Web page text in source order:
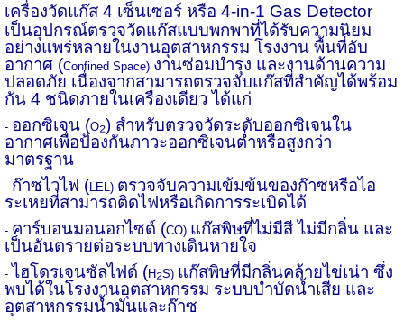
เครื่องวัดแก๊ส 4 เซ็นเซอร์ หรือ 4-in-1 Gas Detector
เป็นอุปกรณ์ตรวจวัดแก๊สแบบพกพาที่ได้รับความนิยม
อย่างแพร่หลายในงานอุตสาหกรรม โรงงาน พื้นที่อับ
อากาศ (Confined Space) งานซ่อมบำรุง และงานด้านความ
ปลอดภัย เนื่องจากสามารถตรวจจับแก๊สที่สำคัญได้พร้อม
กัน 4 ชนิดภายในเครื่องเดียว ได้แก่
- ออกซิเจน (O₂) สำหรับตรวจวัดระดับออกซิเจนใน
อากาศเพื่อป้องกันภาวะออกซิเจนต่ำหรือสูงกว่า
มาตรฐาน
- ก๊าซไวไฟ ( LEL) ตรวจจับความเข้มข้นของก๊าซหรือไอ
ระเหยที่สามารถติดไฟหรือเกิดการระเบิดได้
- คาร์บอนมอนอกไซด์ (CO) แก๊สพิษที่ไม่มีสี ไม่มีกลิ่น และ
เป็นอันตรายต่อระบบทางเดินหายใจ
- ไฮโดรเจนซัลไฟด์ (H₂S) แก๊สพิษที่มีกลิ่นคล้ายไข่เน่า ซึ่ง
พบได้ในโรงงานอุตสาหกรรม ระบบบำบัดน้ำเสีย และ
อุตสาหกรรมน้ำมันและก๊าซ